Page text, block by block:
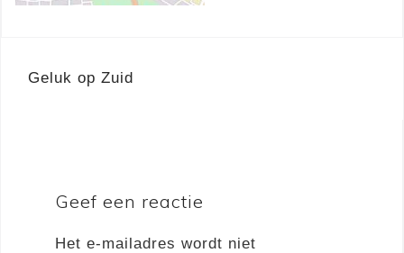
Berichtnavigatie
Geluk op Zuid
Geef een reactie
Het e-mailadres wordt niet